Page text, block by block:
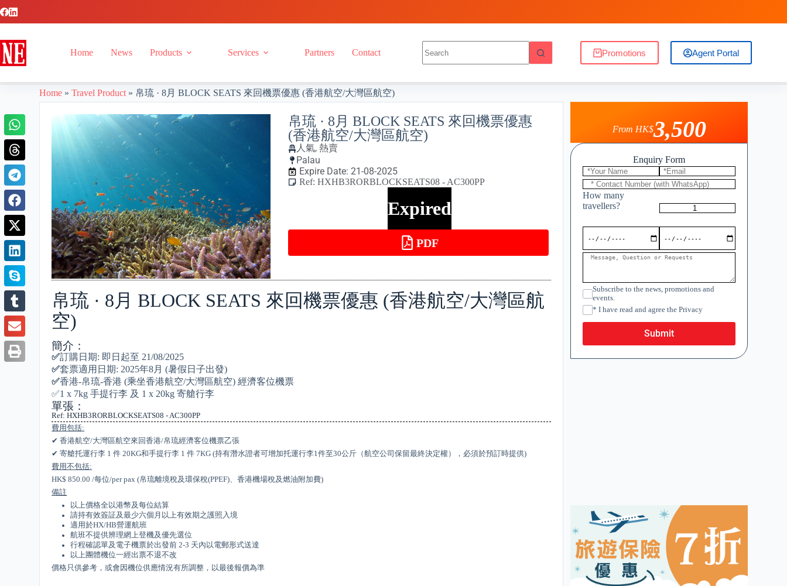
Home News Products Services Partners Contact Promotions Agent Portal
Home »Travel Product » 帛琉 · 8月 BLOCK SEATS 來回機票優惠 (香港航空/大灣區航空)
帛琉 · 8月 BLOCK SEATS 來回機票優惠
(香港航空/大灣區航空)
人氣,熱賣
Palau
Expire Date: 21-08-2025
Ref: HXHB3RORBLOCKSEATS08 - AC300PP
Expired
PDF
帛琉 · 8月 BLOCK SEATS 來回機票優惠 (香港航空/大灣區航
空)
簡介：
✅訂購日期: 即日起至 21/08/2025
✅套票適用日期: 2025年8月 (暑假日子出發)
✅香港-帛琉-香港 (乘坐香港航空/大灣區航空) 經濟客位機票
✅1 x 7kg 手提行李 及 1 x 20kg 寄艙行李
單張：
Ref: HXHB3RORBLOCKSEATS08 - AC300PP
費用包括:
✔ 香港航空/大灣區航空來回香港/帛琉經濟客位機票乙張
✔ 寄艙托運行李 1 件 20KG和手提行李 1 件 7KG (持有潛水證者可增加托運行李1件至30公斤（航空公司保留最終決定權），必須於預訂時提供)
費用不包括:
HK$ 850.00 /每位/per pax (帛琉離境稅及環保稅(PPEF)、香港機場稅及燃油附加費)
備註
以上價格全以港幣及每位結算
請持有效簽証及最少六個月以上有效期之護照入境
適用於HX/HB營運航班
航班不提供辨理網上登機及優先選位
行程確認單及電子機票於出發前 2-3 天內以電郵形式送達
以上團體機位一經出票不退不改
價格只供參考，或會因機位供應情況有所調整，以最後報價為準
From HK$3,500
Enquiry Form
How many
travellers?
Subscribe to the news, promotions and
events.
* I have read and agree the Privacy
Submit